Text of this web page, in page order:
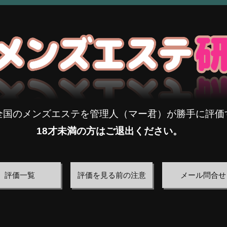
のメンズエステを管理人（マー君）が勝手に評
18才未満の方はご退出ください。
評価一覧 評価を見る前の注意 メール問合せ